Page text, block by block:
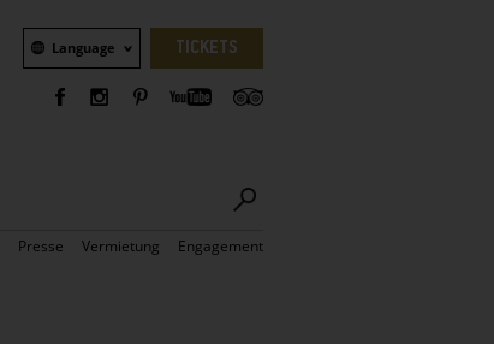
Sprachauswahl
Language TICKETS
Presse Vermietung Engagement